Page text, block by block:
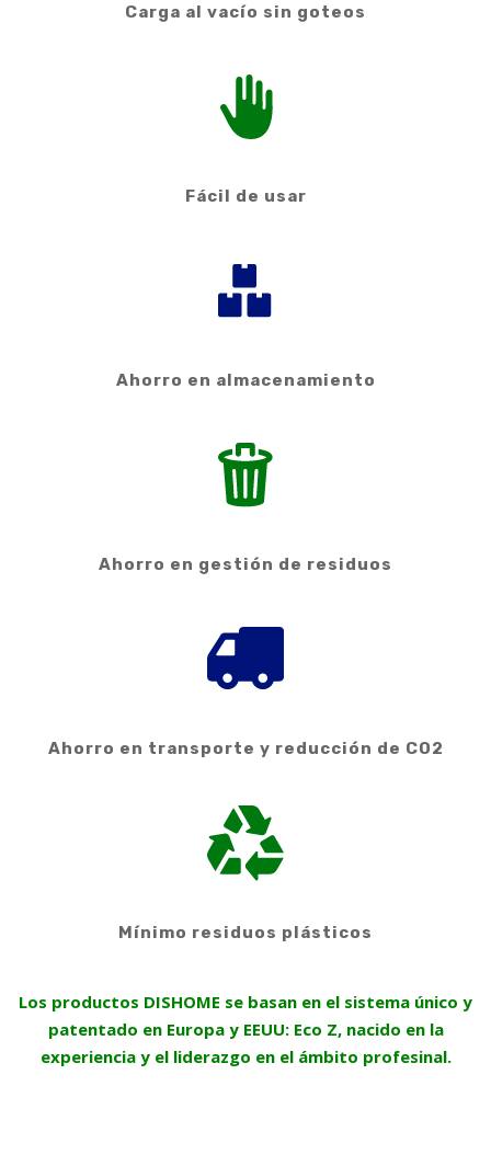
Carga al vacío sin goteos
Fácil de usar
Ahorro en almacenamiento
Ahorro en gestión de residuos
Ahorro en transporte y reducción de CO2
Mínimo residuos plásticos
Los productos DISHOME se basan en el sistema único y
patentado en Europa y EEUU: Eco Z, nacido en la
experiencia y el liderazgo en el ámbito profesinal.